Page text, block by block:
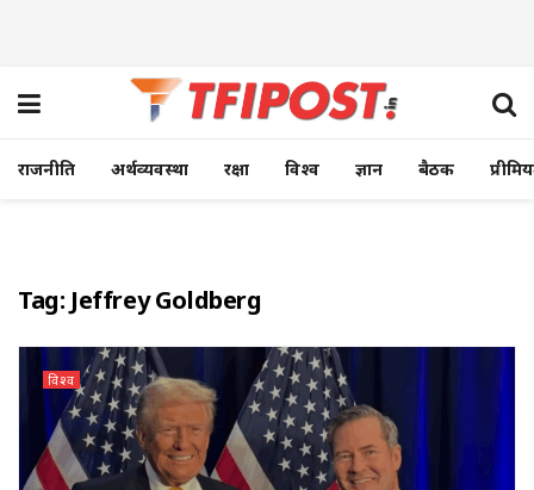
राजनीति अर्थव्यवस्था रक्षा विश्व ज्ञान बैठक
Tag: Jeffrey Goldberg
विश्व